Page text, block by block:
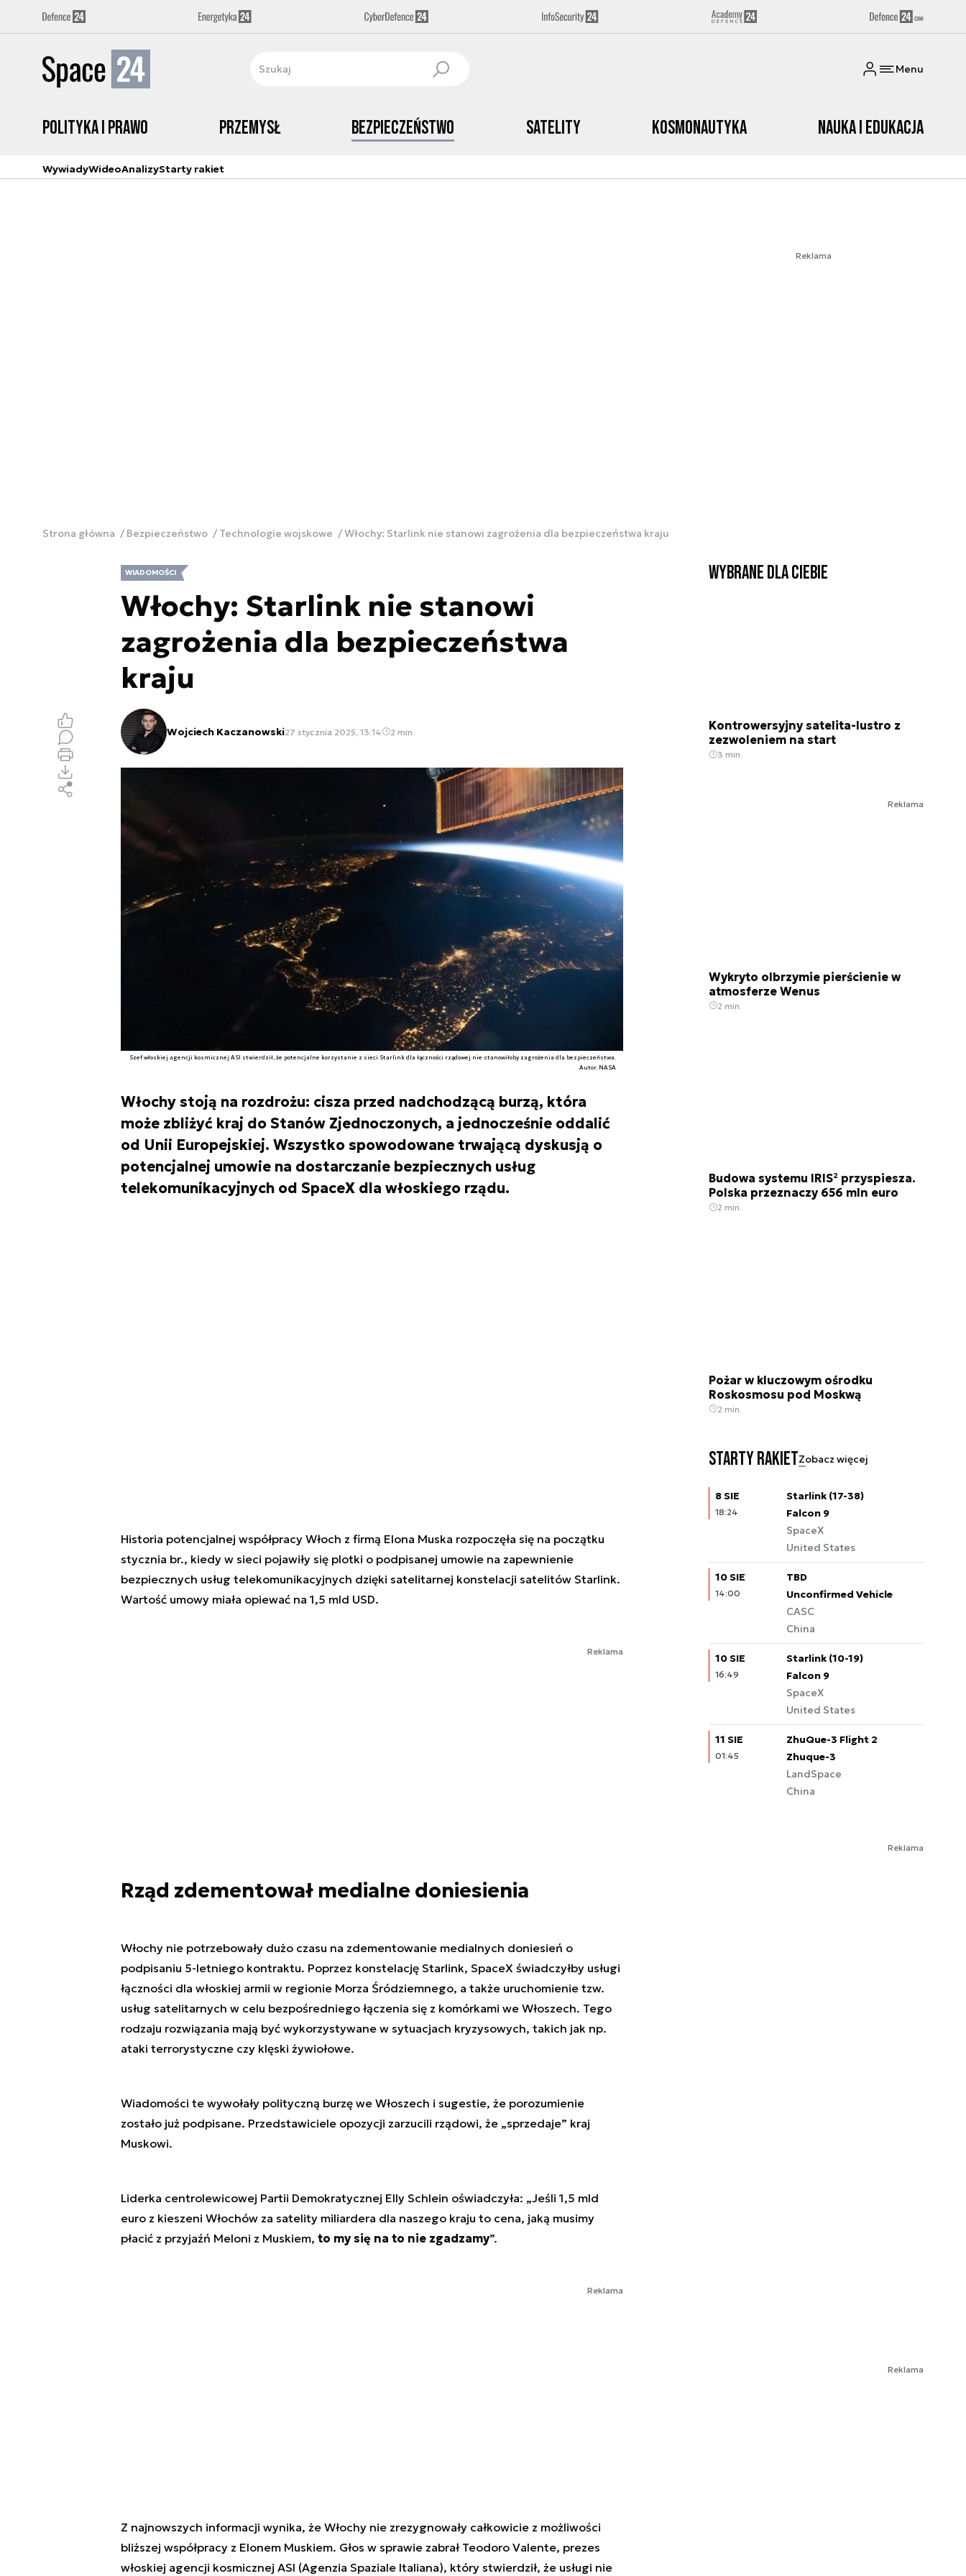
Menu
Polityka i prawo Przemysł Bezpieczeństwo Satelity Kosmonautyka Nauka i edukacja
WywiadyWideoAnalizyStarty rakiet
Reklama
Strona główna Bezpieczeństwo Technologie wojskowe Włochy: Starlink nie stanowi zagrożenia dla bezpieczeństwa kraju
WIADOMOŚCI
Włochy: Starlink nie stanowi
zagrożenia dla bezpieczeństwa
kraju
Wojciech Kaczanowski27 stycznia 2025, 13:14 2 min.
Szef włoskiej agencji kosmicznej ASI stwierdził, że potencjalne korzystanie z sieci Starlink dla łączności rządowej nie stanowiłoby zagrożenia dla bezpieczeństwa.
Autor. NASA
Włochy stoją na rozdrożu: cisza przed nadchodzącą burzą, która
może zbliżyć kraj do Stanów Zjednoczonych, a jednocześnie oddalić
od Unii Europejskiej. Wszystko spowodowane trwającą dyskusją o
potencjalnej umowie na dostarczanie bezpiecznych usług
telekomunikacyjnych od SpaceX dla włoskiego rządu.
Historia potencjalnej współpracy Włoch z firmą Elona Muska rozpoczęła się na początku
stycznia br., kiedy w sieci pojawiły się plotki o podpisanej umowie na zapewnienie
bezpiecznych usług telekomunikacyjnych dzięki satelitarnej konstelacji satelitów Starlink.
Wartość umowy miała opiewać na 1,5 mld USD.
Reklama
Rząd zdementował medialne doniesienia
Włochy nie potrzebowały dużo czasu na zdementowanie medialnych doniesień o
podpisaniu 5-letniego kontraktu. Poprzez konstelację Starlink, SpaceX świadczyłby usługi
łączności dla włoskiej armii w regionie Morza Śródziemnego, a także uruchomienie tzw.
usług satelitarnych w celu bezpośredniego łączenia się z komórkami we Włoszech. Tego
rodzaju rozwiązania mają być wykorzystywane w sytuacjach kryzysowych, takich jak np.
ataki terrorystyczne czy klęski żywiołowe.
Wiadomości te wywołały polityczną burzę we Włoszech i sugestie, że porozumienie
zostało już podpisane. Przedstawiciele opozycji zarzucili rządowi, że „sprzedaje” kraj
Muskowi.
Liderka centrolewicowej Partii Demokratycznej Elly Schlein oświadczyła: „Jeśli 1,5 mld
euro z kieszeni Włochów za satelity miliardera dla naszego kraju to cena, jaką musimy
płacić z przyjaźń Meloni z Muskiem, to my się na to nie zgadzamy”.
Reklama
Z najnowszych informacji wynika, że Włochy nie zrezygnowały całkowicie z możliwości
bliższej współpracy z Elonem Muskiem. Głos w sprawie zabrał Teodoro Valente, prezes
włoskiej agencji kosmicznej ASI (Agenzia Spaziale Italiana), który stwierdził, że usługi nie
Wybrane dla Ciebie
Kontrowersyjny satelita-lustro z
zezwoleniem na start
3 min.
Reklama
Wykryto olbrzymie pierścienie w
atmosferze Wenus
2 min.
Budowa systemu IRIS² przyspiesza.
Polska przeznaczy 656 mln euro
2 min.
Pożar w kluczowym ośrodku
Roskosmosu pod Moskwą
2 min.
Starty rakietZobacz więcej
8 SIE
18:24
Starlink (17-38)
Falcon 9
SpaceX
United States
10 SIE
14:00
TBD
Unconfirmed Vehicle
CASC
China
10 SIE
16:49
Starlink (10-19)
Falcon 9
SpaceX
United States
11 SIE
01:45
ZhuQue-3 Flight 2
Zhuque-3
LandSpace
China
Reklama
Reklama